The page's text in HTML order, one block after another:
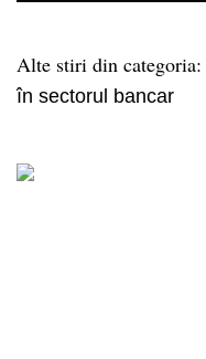
Alte stiri din categoria:
în sectorul bancar